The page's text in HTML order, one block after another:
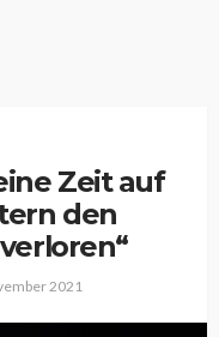
Zeit auf
den
2021